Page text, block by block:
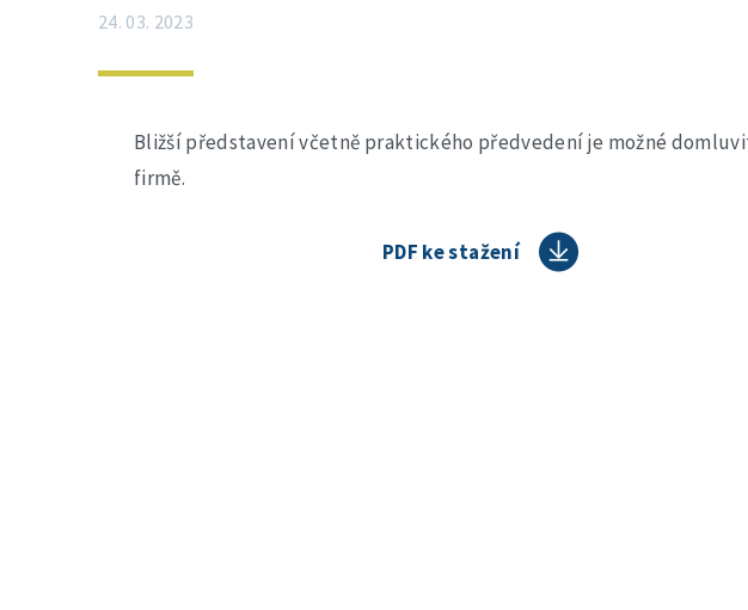
24. 03. 2023
Bližší představení včetně praktického předvedení je možné
firmě.
PDF ke stažení